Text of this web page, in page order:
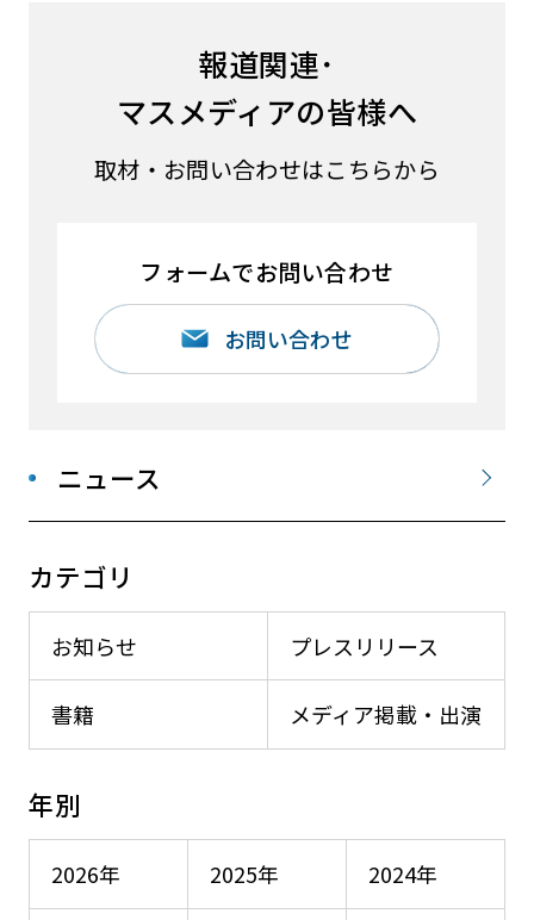
ニュース
カテゴリ
お知らせ プレスリリース
メディア掲載・出演
書籍
年別
2026年 2025年 2024年
報道関連･
マスメディアの皆様へ
取材・お問い合わせはこちらから
フォームでお問い合わせ
お問い合わせ